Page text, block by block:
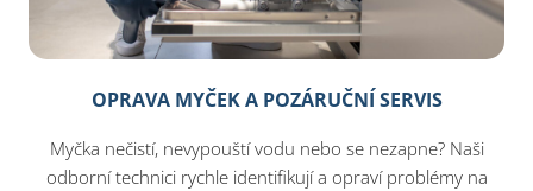
OPRAVA MYČEK A POZÁRUČNÍ SERVIS
Myčka nečistí, nevypouští vodu nebo se nezapne? Naši
odborní technici rychle identifikují a opraví problémy na